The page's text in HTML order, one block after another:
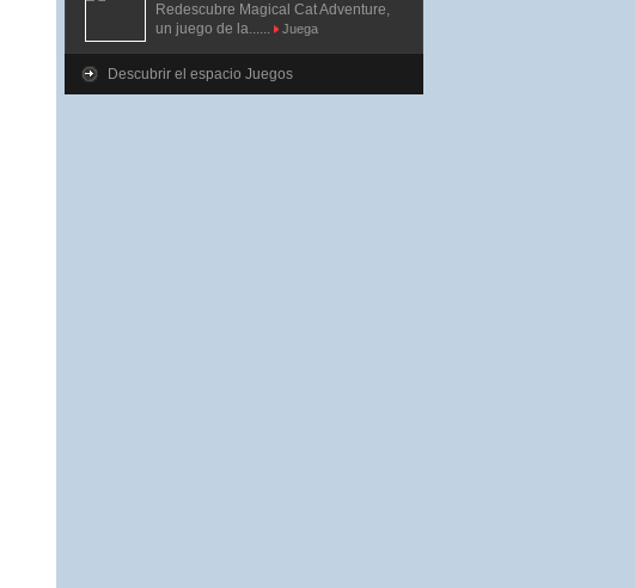
Redescubre Magical Cat Adventure,
un juego de la......
Juega
Descubrir el espacio Juegos